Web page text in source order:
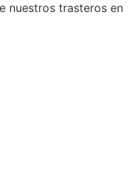
nuestros trasteros en